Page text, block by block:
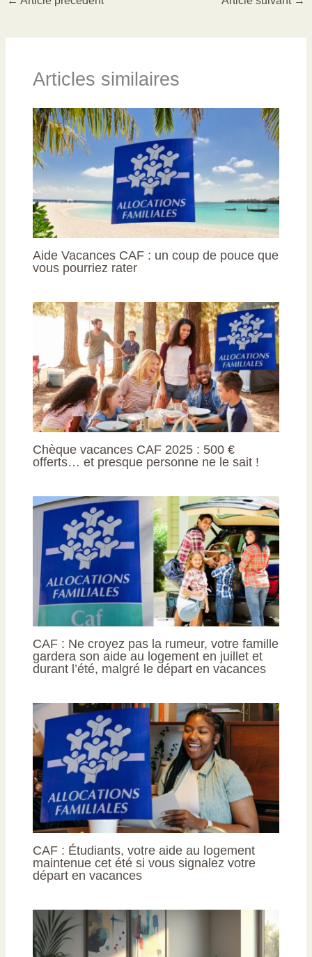
Articles similaires
Aide Vacances CAF : un coup de pouce que
vous pourriez rater
Chèque vacances CAF 2025 : 500 €
offerts… et presque personne ne le sait !
CAF : Ne croyez pas la rumeur, votre famille
gardera son aide au logement en juillet et
durant l’été, malgré le départ en vacances
CAF : Étudiants, votre aide au logement
maintenue cet été si vous signalez votre
départ en vacances